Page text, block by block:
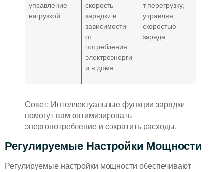
управление
нагрузкой
скорость
зарядки в
зависимости
от
потребления
электроэнерги
и в доме
т перегрузку,
управляя
скоростью
заряда
Совет: Интеллектуальные функции зарядки
помогут вам оптимизировать
энергопотребление и сократить расходы.
Регулируемые Настройки Мощности
Регулируемые настройки мощности обеспечивают